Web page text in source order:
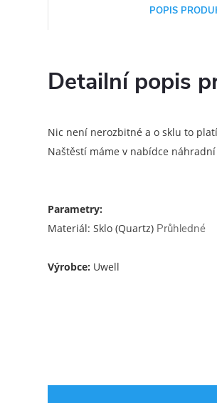
POPIS
Detailní popis
Nic není nerozbitné a o sklu to
Naštěstí máme v nabídce
Parametry:
Materiál: Sklo (Quartz) Průhledné
Výrobce: Uwell